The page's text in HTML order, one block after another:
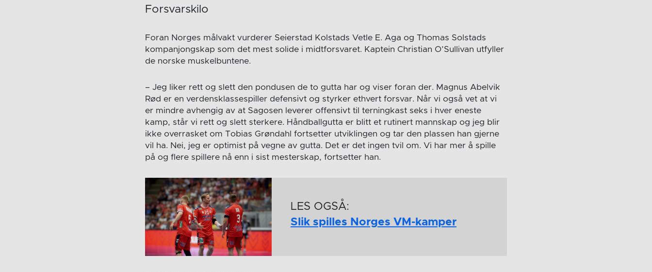
Forsvarskilo
Foran Norges målvakt vurderer Seierstad Kolstads Vetle E. Aga og Thomas Solstads
kompanjongskap som det mest solide i midtforsvaret. Kaptein Christian O’Sullivan utfyller
de norske muskelbuntene.
– Jeg liker rett og slett den pondusen de to gutta har og viser foran der. Magnus Abelvik
Rød er en verdensklassespiller defensivt og styrker ethvert forsvar. Når vi også vet at vi
er mindre avhengig av at Sagosen leverer offensivt til terningkast seks i hver eneste
kamp, står vi rett og slett sterkere. Håndballgutta er blitt et rutinert mannskap og jeg blir
ikke overrasket om Tobias Grøndahl fortsetter utviklingen og tar den plassen han gjerne
vil ha. Nei, jeg er optimist på vegne av gutta. Det er det ingen tvil om. Vi har mer å spille
på og flere spillere nå enn i sist mesterskap, fortsetter han.
LES OGSÅ:
Slik spilles Norges VM-kamper